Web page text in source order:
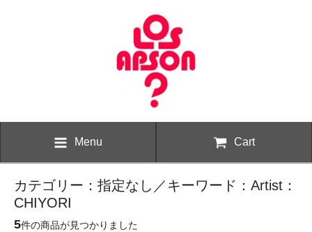
Menu Cart
カテゴリー：指定なし／キーワード：Artist：
CHIYORI
5件の商品が見つかりました